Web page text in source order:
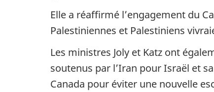
Elle a réaffirmé l’engagement du
Palestiniennes et Palestiniens
Les ministres Joly et Katz ont
soutenus par l’Iran pour Israël et
Canada pour éviter une nouvelle